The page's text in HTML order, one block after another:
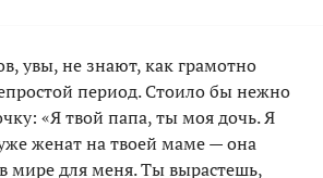
увы, не знают, как грамотно
период. Стоило бы нежно
«Я твой папа, ты моя дочь. Я
женат на твоей маме — она
мире для меня. Ты вырастешь,